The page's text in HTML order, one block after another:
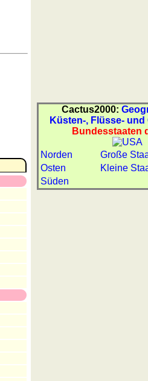
Cactus2000:
Küsten-, Flüsse- und
Bundesstaaten
Norden
Große
Osten
Kleine
Süden